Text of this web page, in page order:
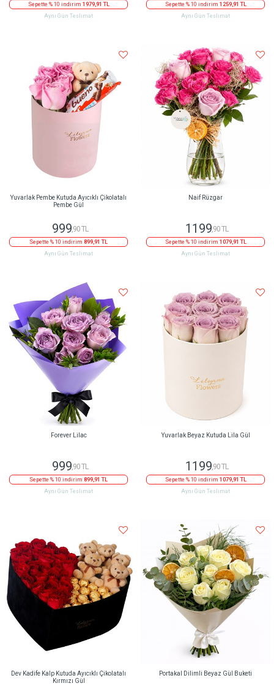
Sepette % 10 indirim 1979,91 TL
Aynı Gün Teslimat
Sepette % 10 indirim 1259,91 TL
Aynı Gün Teslimat
Yuvarlak Pembe Kutuda Ayıcıklı Çikolatalı
Pembe Gül
999,90 TL
Sepette % 10 indirim 899,91 TL
Aynı Gün Teslimat
Naif Rüzgar
1199,90 TL
Sepette % 10 indirim 1079,91 TL
Aynı Gün Teslimat
Forever Lilac
999,90 TL
Sepette % 10 indirim 899,91 TL
Aynı Gün Teslimat
Yuvarlak Beyaz Kutuda Lila Gül
1199,90 TL
Sepette % 10 indirim 1079,91 TL
Aynı Gün Teslimat
Dev Kadife Kalp Kutuda Ayıcıklı Çikolatalı
Kırmızı Gül
Portakal Dilimli Beyaz Gül Buketi